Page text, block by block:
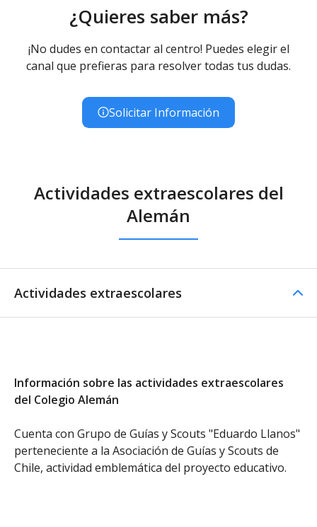
¿Quieres saber más?
¡No dudes en contactar al centro! Puedes elegir el
canal que prefieras para resolver todas tus dudas.
Solicitar Información
Actividades extraescolares del
Alemán
Actividades extraescolares
Información sobre las actividades extraescolares
del Colegio Alemán
Cuenta con Grupo de Guías y Scouts "Eduardo Llanos"
perteneciente a la Asociación de Guías y Scouts de
Chile, actividad emblemática del proyecto educativo.